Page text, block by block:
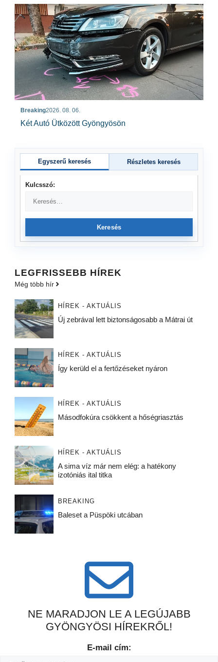
Breaking2026. 08. 06.
Két Autó Ütközött Gyöngyösön
Egyszerű keresés Részletes keresés
Kulcsszó:
Keresés
LEGFRISSEBB HÍREK
Még több hír
HÍREK - AKTUÁLIS
Új zebrával lett biztonságosabb a Mátrai út
HÍREK - AKTUÁLIS
Így kerüld el a fertőzéseket nyáron
HÍREK - AKTUÁLIS
Másodfokúra csökkent a hőségriasztás
HÍREK - AKTUÁLIS
A sima víz már nem elég: a hatékony
izotóniás ital titka
BREAKING
Baleset a Püspöki utcában
NE MARADJON LE A LEGÚJABB
GYÖNGYÖSI HÍREKRŐL!
E-mail cím: